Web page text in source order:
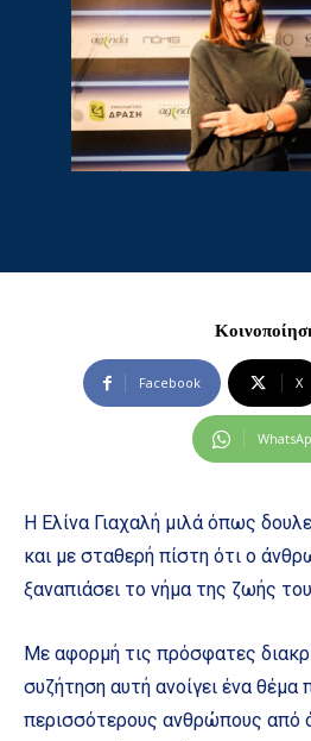
Facebook X
Η Ελίνα Γιαχαλή μιλά όπως
και με σταθερή πίστη ότι ο
ξαναπιάσει το νήμα της ζωής
Με αφορμή τις πρόσφατες
συζήτηση αυτή ανοίγει ένα
περισσότερους ανθρώπους από